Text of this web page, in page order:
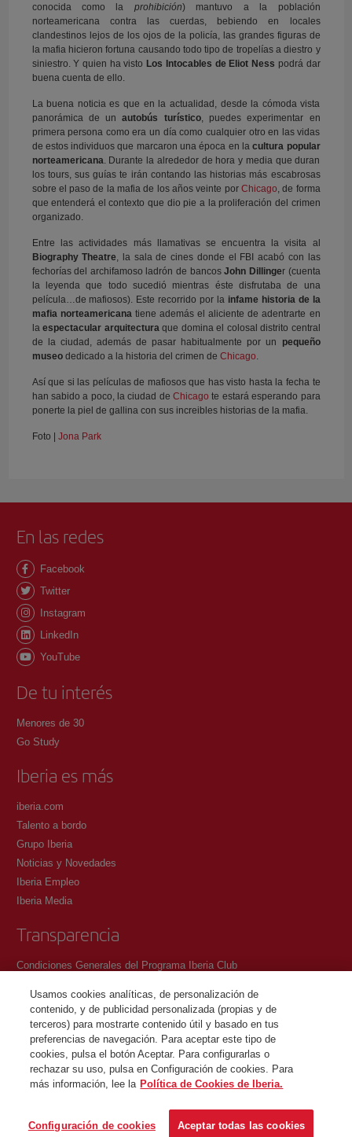
conocida como la prohibición) mantuvo a la población
norteamericana contra las cuerdas, bebiendo en locales
clandestinos lejos de los ojos de la policía, las grandes figuras de
la mafia hicieron fortuna causando todo tipo de tropelías a diestro y
siniestro. Y quien ha visto Los Intocables de Eliot Ness podrá dar
buena cuenta de ello.
La buena noticia es que en la actualidad, desde la cómoda vista
panorámica de un autobús turístico, puedes experimentar en
primera persona como era un día como cualquier otro en las vidas
de estos individuos que marcaron una época en la cultura popular
norteamericana . Durante la alrededor de hora y media que duran
los tours, sus guías te irán contando las historias más escabrosas
sobre el paso de la mafia de los años veinte por Chicago , de forma
que entenderá el contexto que dio pie a la proliferación del crimen
organizado.
Entre las actividades más llamativas se encuentra la visita al
Biography Theatre , la sala de cines donde el FBI acabó con las
fechorías del archifamoso ladrón de bancosJohn Dillinger (cuenta
la leyenda que todo sucedió mientras éste disfrutaba de una
película…de mafiosos). Este recorrido por la infame historia de la
mafia norteamericana tiene además el aliciente de adentrarte en
la espectacular arquitectura que domina el colosal distrito central
de la ciudad, además de pasar habitualmente por un
pequeño
museodedicado a la historia del crimen de Chicago
Así que si las películas de mafiosos que has visto hasta la fecha te
han sabido a poco, la ciudad deChicago te estará esperando para
ponerte la piel de gallina con sus increibles historias de la mafia.
Foto | Jona Park
En las redes
Facebook
Twitter
Instagram
LinkedIn
YouTube
De tu interés
Menores de 30
Go Study
Iberia es más
iberia.com
Talento a bordo
Grupo Iberia
Noticias y Novedades
Iberia Empleo
Iberia Media
Transparencia
Condiciones Generales del Programa Iberia Club
Política de protección de datos personales
Gestión y Política de cookies
Contacto
©Iberia Joven 2026. Todos los derechos reservados.
Usamos cookies analíticas, de personalización de
contenido, y de publicidad personalizada (propias y de
terceros) para mostrarte contenido útil y basado en tus
preferencias de navegación. Para aceptar este tipo de
cookies, pulsa el botón Aceptar. Para configurarlas o
rechazar su uso, pulsa en Configuración de cookies. Para
más información, lee la Política de Cookies de Iberia.
Configuración de cookies Aceptar todas las cookies